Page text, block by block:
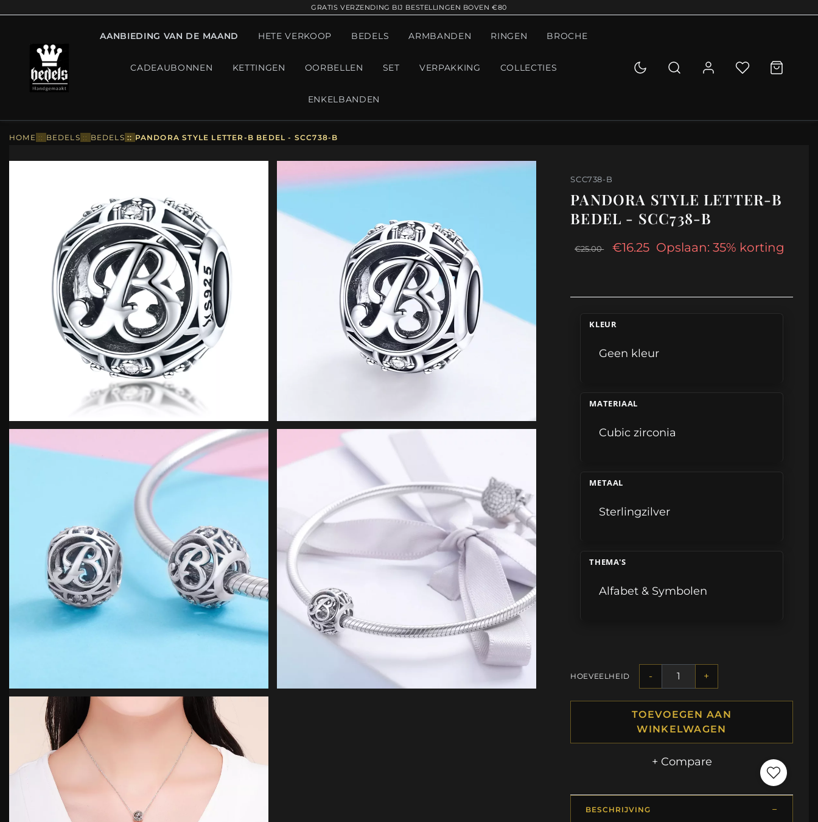
GRATIS VERZENDING BIJ BESTELLINGEN BOVEN €80
AANBIEDING VAN DE MAAND HETE VERKOOP BEDELS ARMBANDEN RINGEN BROCHE
CADEAUBONNEN KETTINGEN OORBELLEN SET VERPAKKING COLLECTIES
ENKELBANDEN
HOME :: BEDELS :: BEDELS :: PANDORA STYLE LETTER-B BEDEL - SCC738-B
SCC738-B
PANDORA STYLE LETTER-B
BEDEL - SCC738-B
€25.00 €16.25 Opslaan: 35% korting
KLEUR
Geen kleur
MATERIAAL
Cubic zirconia
METAAL
Sterlingzilver
THEMA'S
Alfabet & Symbolen
HOEVEELHEID - +
TOEVOEGEN AAN
WINKELWAGEN
+ Compare
BESCHRIJVING